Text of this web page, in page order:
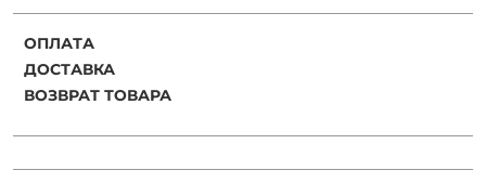
ОПЛАТА
ДОСТАВКА
ВОЗВРАТ ТОВАРА